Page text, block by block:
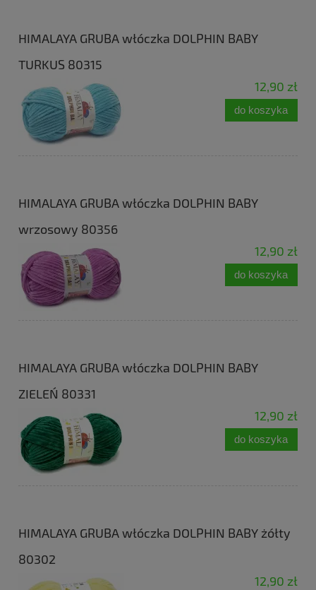
HIMALAYA GRUBA włóczka DOLPHIN BABY
TURKUS 80315
12,90 zł
do koszyka
HIMALAYA GRUBA włóczka DOLPHIN BABY
wrzosowy 80356
12,90 zł
do koszyka
HIMALAYA GRUBA włóczka DOLPHIN BABY
ZIELEŃ 80331
12,90 zł
do koszyka
HIMALAYA GRUBA włóczka DOLPHIN BABY żółty
80302
12,90 zł